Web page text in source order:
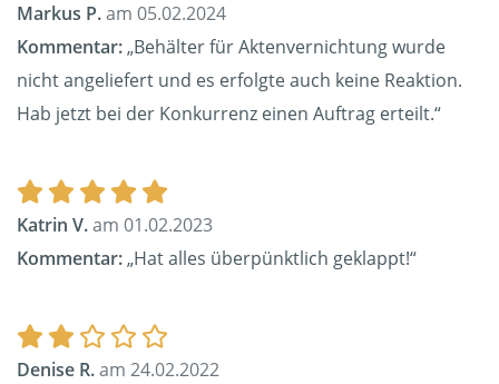
Markus P.am 05.02.2024
Kommentar:„Behälter für Aktenvernichtung wurde
nicht angeliefert und es erfolgte auch keine Reaktion.
Hab jetzt bei der Konkurrenz einen Auftrag erteilt.“
Katrin V.am 01.02.2023
Kommentar:„Hat alles überpünktlich geklappt!“
Denise R.am 24.02.2022